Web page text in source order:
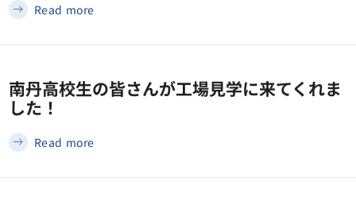
Read more
南丹高校生の皆さんが工場見学に来てくれま
した！
Read more